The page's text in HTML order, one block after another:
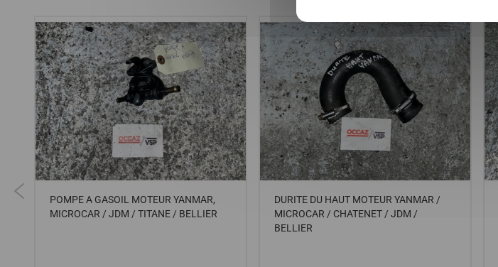
POMPE A GASOIL MOTEUR YANMAR,
MICROCAR / JDM / TITANE / BELLIER
DURITE DU HAUT MOTEUR YANMAR /
MICROCAR / CHATENET / JDM /
BELLIER